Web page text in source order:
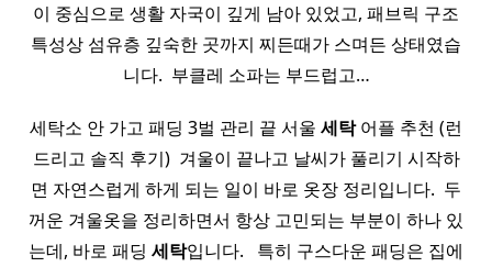
이 중심으로 생활 자국이 깊게 남아 있었고, 패브릭 구조
특성상 섬유층 깊숙한 곳까지 찌든때가 스며든 상태였습
니다. ​ 부클레 소파는 부드럽고…
세탁소 안 가고 패딩 3벌 관리 끝 서울 세탁어플 추천 (런
드리고 솔직 후기) ​ 겨울이 끝나고 날씨가 풀리기 시작하
면 자연스럽게 하게 되는 일이 바로 옷장 정리입니다. ​ 두
꺼운 겨울옷을 정리하면서 항상 고민되는 부분이 하나 있
는데, 바로 패딩 세탁입니다. ​ ​ 특히 구스다운 패딩은 집에